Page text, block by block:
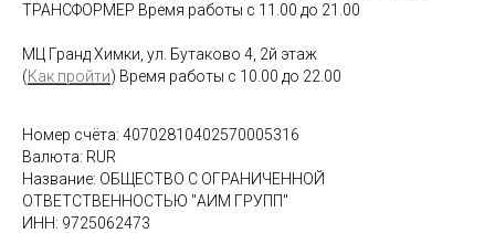
ТРАНСФОРМЕР Время работы с 11.00 до 21.00
МЦ Гранд Химки, ул. Бутаково 4, 2й этаж
(Как пройти) Время работы с 10.00 до 22.00
Номер счёта: 40702810402570005316
Валюта: RUR
Название: ОБЩЕСТВО С ОГРАНИЧЕННОЙ
ОТВЕТСТВЕННОСТЬЮ "АИМ ГРУПП"
ИНН: 9725062473